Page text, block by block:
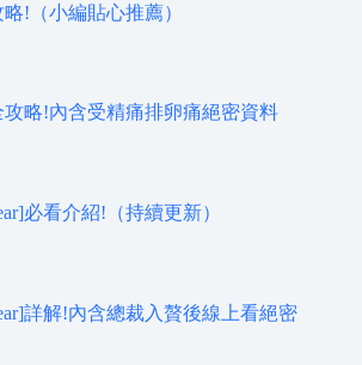
!（小編貼心推薦）
攻略!內含受精痛排卵痛絕密資料
必看介紹!（持續更新）
詳解!內含總裁入贅後線上看絕密